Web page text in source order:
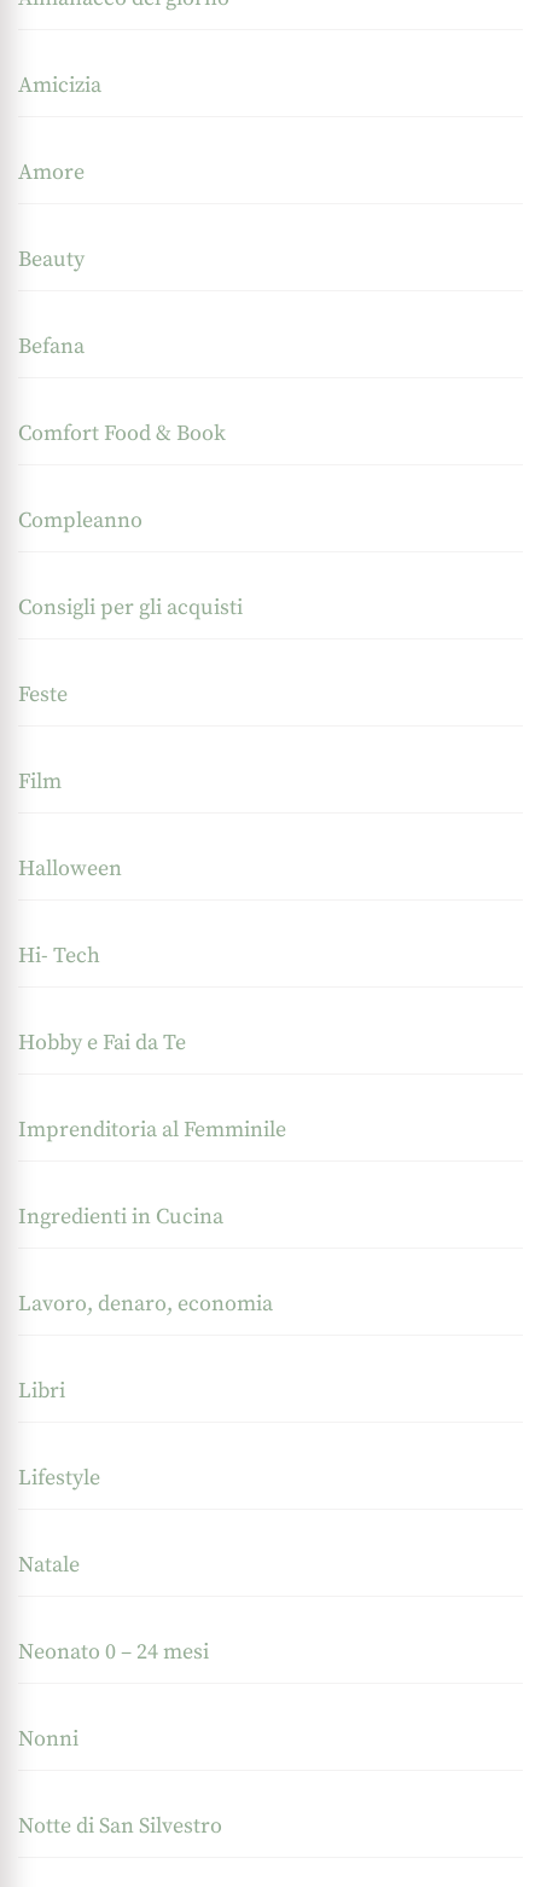
Amicizia
Amore
Beauty
Befana
Comfort Food & Book
Compleanno
Consigli per gli acquisti
Feste
Film
Halloween
Hi- Tech
Hobby e Fai da Te
Imprenditoria al Femminile
Ingredienti in Cucina
Lavoro, denaro, economia
Libri
Lifestyle
Natale
Neonato 0 – 24 mesi
Nonni
Notte di San Silvestro